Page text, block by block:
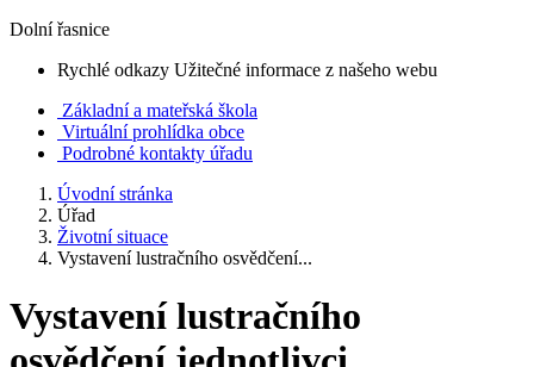
Dolní řasnice
Rychlé odkazy Užitečné informace z našeho webu
Základní a mateřská škola
Virtuální prohlídka obce
Podrobné kontakty úřadu
Úvodní stránka
Úřad
Životní situace
Vystavení lustračního osvědčení...
Vystavení lustračního